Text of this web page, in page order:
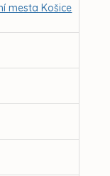
mesta Košice